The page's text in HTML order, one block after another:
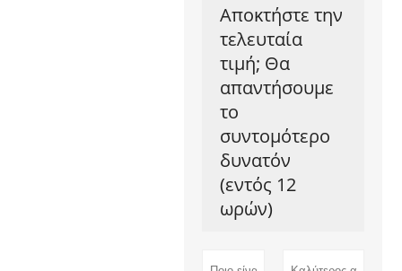
Αποκτήστε την
τελευταία
τιμή; Θα
απαντήσουμε
το
συντομότερο
δυνατόν
(εντός 12
ωρών)